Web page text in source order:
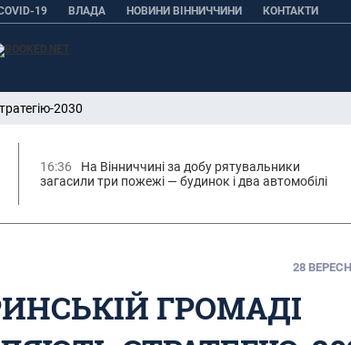
19 ВЛАДА НОВИНИ ВІННИЧЧИНИ КОНТАКТИ
2030
16:36
На Вінниччині за добу рятувальники
загасили три пожежі — будинок і два автомобілі
28
ГРОМАДІ